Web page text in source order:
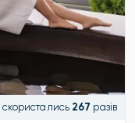
скористались 267 разів